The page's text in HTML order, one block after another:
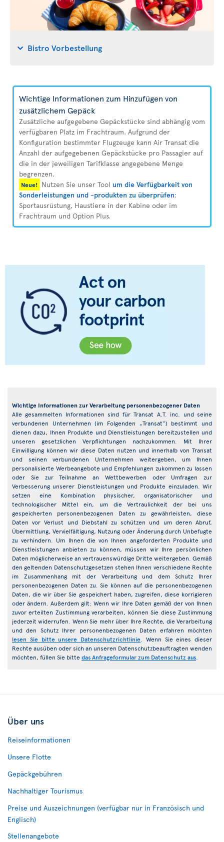
Bistro Vorbestellung
Wichtige Informationen zum Hinzufügen von
zusätzlichem Gepäck
Zusätzliche aufgegebene Gepäckstücke sind abhängig vom
verfügbaren Platz im Frachtraum. Aufgrund der
Konfiguration bestimmter Flugzeuge kann Air Transat die
Anzahl der aufgegebenen Gepäckstücke pro Passagier auf
die in der jeweiligen Tarifklasse angegebene Menge
begrenzen.
Neue! Nutzen Sie unser Tool um die Verfügbarkeit von
Sonderleistungen und -produkten zu überprüfen:
Sportausrüstung, Haustiere in der Kabine oder im
Frachtraum und Option Plus.
Wichtige Informationen zur Verarbeitung personenbezogener Daten
Alle gesammelten Informationen sind für Transat A.T. inc. und seine
verbundenen Unternehmen (im Folgenden „Transat“) bestimmt und
dienen dazu, Ihnen Produkte und Dienstleistungen bereitzustellen und
unseren gesetzlichen Verpflichtungen nachzukommen. Mit Ihrer
Einwilligung können wir diese Daten nutzen und innerhalb von Transat
und seinen verbundenen Unternehmen weitergeben, um Ihnen
personalisierte Werbeangebote und Empfehlungen zukommen zu lassen
oder Sie zur Teilnahme an Wettbewerben oder Umfragen zur
Verbesserung unserer Dienstleistungen und Produkte einzuladen. Wir
setzen eine Kombination physischer, organisatorischer und
technologischer Mittel ein, um die Vertraulichkeit der bei uns
gespeicherten personenbezogenen Daten zu gewährleisten, diese
Daten vor Verlust und Diebstahl zu schützen und um deren Abruf,
Übermittlung, Vervielfältigung, Nutzung oder Änderung durch Unbefugte
zu verhindern. Um Ihnen die von Ihnen angeforderten Produkte und
Dienstleistungen anbieten zu können, müssen wir Ihre persönlichen
Daten möglicherweise an vertrauenswürdige Dritte weitergeben. Gemäß
den geltenden Datenschutzgesetzen stehen Ihnen verschiedene Rechte
im Zusammenhang mit der Verarbeitung und dem Schutz Ihrer
personenbezogenen Daten zu. Sie können auf die personenbezogenen
Daten, die wir über Sie gespeichert haben, zugreifen, diese korrigieren
oder ändern. Außerdem gilt: Wenn wir Ihre Daten gemäß der von Ihnen
zuvor erteilten Zustimmung verarbeiten, können Sie diese Zustimmung
jederzeit widerrufen. Wenn Sie mehr über Ihre Rechte, die Verarbeitung
und den Schutz Ihrer personenbezogenen Daten erfahren möchten
lesen Sie bitte unsere Datenschutzrichtlinie . Wenn Sie eines dieser
Rechte ausüben oder sich an unseren Datenschutzbeauftragten wenden
möchten, füllen Sie bitte das Anfrageformular zum Datenschutz aus
Über uns
Reiseinformationen
Unsere Flotte
Gepäckgebühren
Nachhaltiger Tourismus
Preise und Auszeichnungen (verfügbar nur in Französisch und
Englisch)
Stellenangebote